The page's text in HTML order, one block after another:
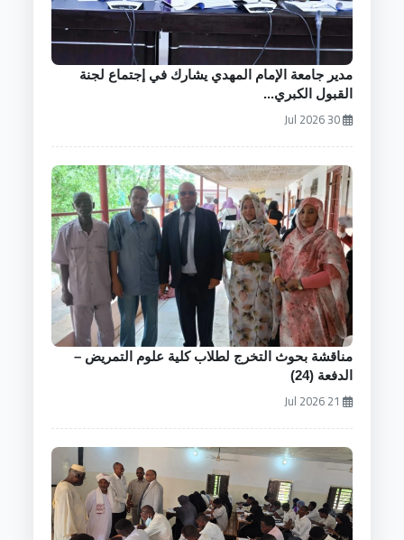
مدير جامعة الإمام المهدي يشارك في إجتماع لجنة
القبول الكبري...
30 Jul 2026
مناقشة بحوث التخرج لطلاب كلية علوم التمريض –
الدفعة (24)